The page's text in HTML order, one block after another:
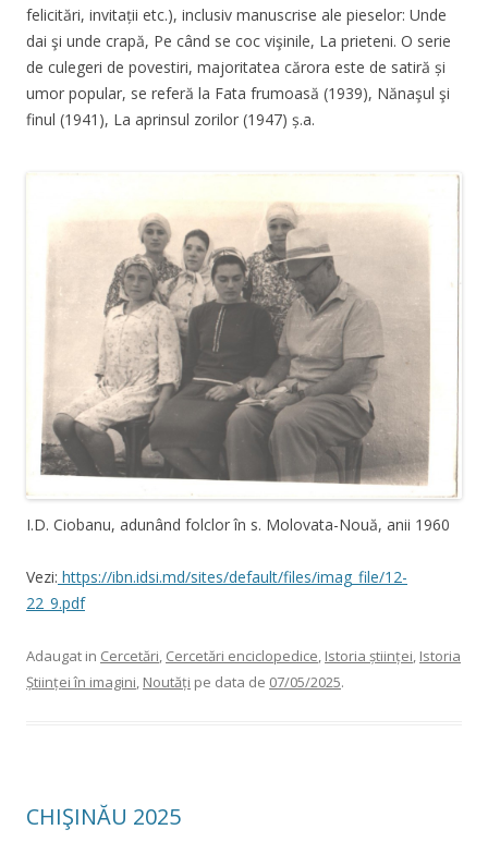
felicitări, invitații etc.), inclusiv manuscrise ale pieselor: Unde
dai şi unde crapă, Pe când se coc vişinile, La prieteni. O serie
de culegeri de povestiri, majoritatea cărora este de satiră și
umor popular, se referă la Fata frumoasă (1939), Nănaşul şi
finul (1941), La aprinsul zorilor (1947) ș.a.
I.D. Ciobanu, adunând folclor în s. Molovata-Nouă, anii 1960
Vezi: https://ibn.idsi.md/sites/default/files/imag_file/12-
22_9.pdf
Adaugat in Cercetări, Cercetări enciclopedice, Istoria științei, Istoria
Științei în imagini, Noutăți pe data de 07/05/2025.
CHIŞINĂU 2025